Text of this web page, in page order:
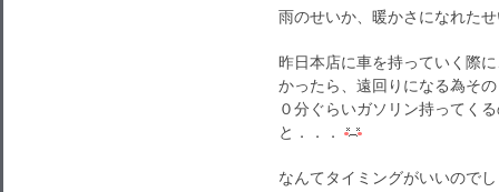
雨のせいか、暖かさになれた
昨日本店に車を持っていく際
かったら、遠回りになる為そ
０分ぐらいガソリン持ってく
と．．．
なんてタイミングがいいので